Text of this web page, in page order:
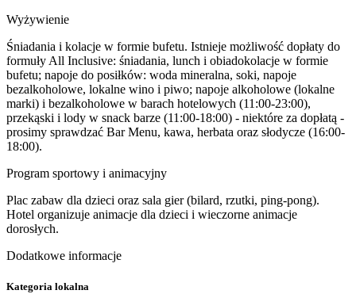
Wyżywienie
Śniadania i kolacje w formie bufetu. Istnieje możliwość dopłaty do
formuły All Inclusive: śniadania, lunch i obiadokolacje w formie
bufetu; napoje do posiłków: woda mineralna, soki, napoje
bezalkoholowe, lokalne wino i piwo; napoje alkoholowe (lokalne
marki) i bezalkoholowe w barach hotelowych (11:00-23:00),
przekąski i lody w snack barze (11:00-18:00) - niektóre za dopłatą -
prosimy sprawdzać Bar Menu, kawa, herbata oraz słodycze (16:00-
18:00).
Program sportowy i animacyjny
Plac zabaw dla dzieci oraz sala gier (bilard, rzutki, ping-pong).
Hotel organizuje animacje dla dzieci i wieczorne animacje
dorosłych.
Dodatkowe informacje
Kategoria lokalna